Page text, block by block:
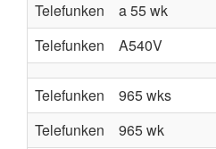
Telefunken
a 55 wk
Telefunken
A540V
Telefunken
965 wks
Telefunken
965 wk